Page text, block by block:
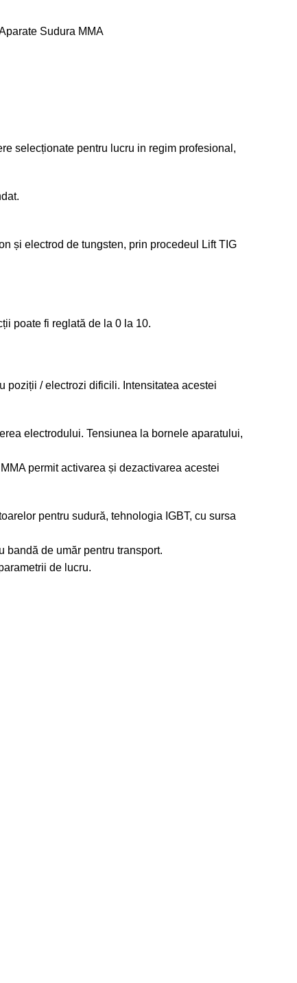
Sudura MMA
selecționate pentru lucru in regim profesional,
și electrod de tungsten, prin procedeul Lift TIG
poate fi reglată de la 0 la 10.
poziții / electrozi dificili. Intensitatea acestei
electrodului. Tensiunea la bornele aparatului,
permit activarea și dezactivarea acestei
pentru sudură, tehnologia IGBT, cu sursa
bandă de umăr pentru transport.
de lucru.